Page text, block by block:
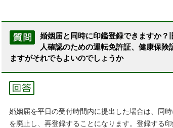
婚姻届と同時に印鑑登録できますか
人確認のための運転免許証、健康保
ますがそれでもよいのでしょうか
婚姻届を平日の受付時間内に提出した場合は、同
を廃止し、再登録することになります。登録する